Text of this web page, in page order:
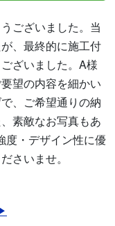
ございました。当
、最終的に施工付
ざいました。A様
望の内容を細かい
、ご希望通りの納
素敵なお写真もあ
度・デザイン性に優
さいませ。